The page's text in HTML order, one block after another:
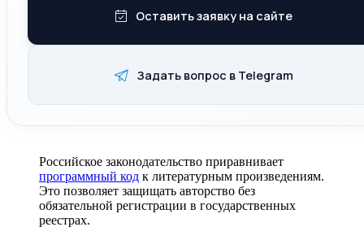
Оставить заявку на сайте
Задать вопрос в Telegram
Российское законодательство приравнивает
программный код к литературным произведениям.
Это позволяет защищать авторство без
обязательной регистрации в государственных
реестрах.